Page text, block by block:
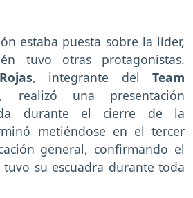
estaba puesta sobre la líder,
tuvo otras protagonistas.
, integrante delTeam
, realizó una presentación
durante el cierre de la
metiéndose en el tercer
general, confirmando el
su escuadra durante toda